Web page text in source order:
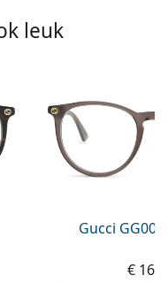
leuk
Gucci
€